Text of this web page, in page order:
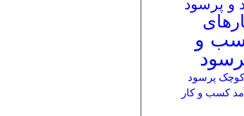
و
پرسود
کسب و کار